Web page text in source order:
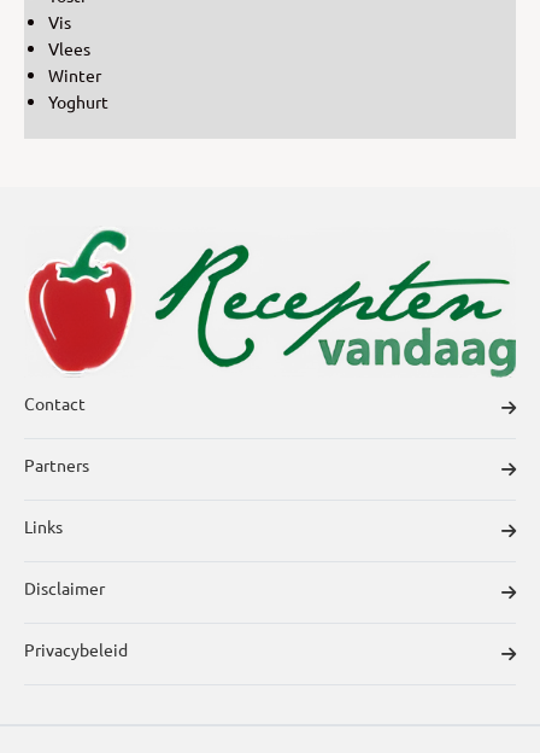
Vis
Vlees
Winter
Yoghurt
Contact
Partners
Links
Disclaimer
Privacybeleid